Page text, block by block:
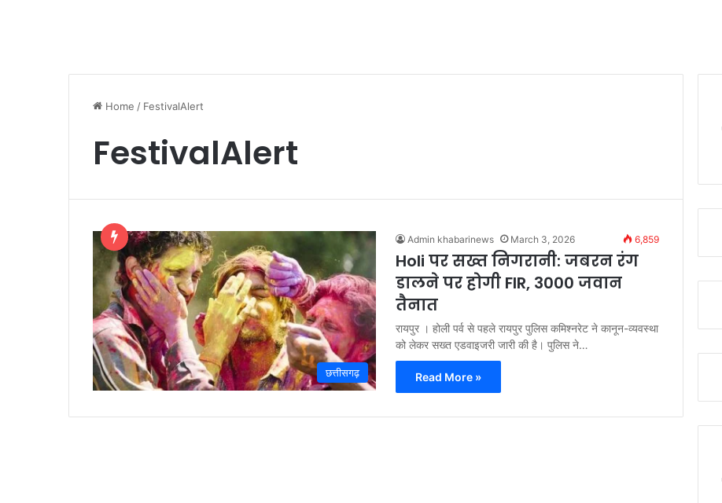
Home / FestivalAlert
FestivalAlert
छत्तीसगढ़
Admin khabarinews March 3, 2026 6,859
Holi पर सख्त निगरानी: जबरन रंग
डालने पर होगी FIR, 3000 जवान
तैनात
रायपुर । होली पर्व से पहले रायपुर पुलिस कमिश्नरेट ने कानून-व्यवस्था
को लेकर सख्त एडवाइजरी जारी की है। पुलिस ने…
Read More »